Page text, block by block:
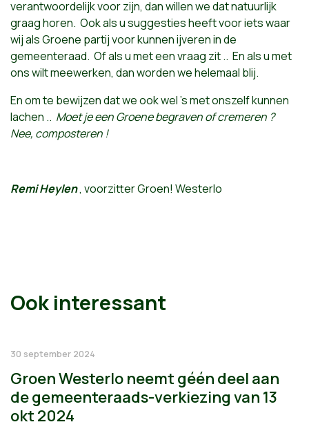
verantwoordelijk voor zijn, dan willen we dat natuurlijk
graag horen. Ook als u suggesties heeft voor iets waar
wij als Groene partij voor kunnen ijveren in de
gemeenteraad. Of als u met een vraag zit .. En als u met
ons wilt meewerken, dan worden we helemaal blij.
En om te bewijzen dat we ook wel 's met onszelf kunnen
lachen .. Moet je een Groene begraven of cremeren ?
Nee, composteren !
Remi Heylen, voorzitter Groen! Westerlo
Ook interessant
30 september 2024
Groen Westerlo neemt géén deel aan
de gemeenteraads-verkiezing van 13
okt 2024